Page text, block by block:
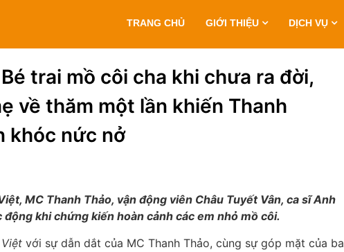
TRANG CHỦ GIỚI THIỆU DỊCH VỤ
trai mồ côi cha khi chưa ra đời,
về thăm một lần khiến Thanh
khóc nức nở
MC Thanh Thảo, vận động viên Châu Tuyết Vân, ca sĩ Anh
khi chứng kiến hoàn cảnh các em nhỏ mồ côi.
với sự dẫn dắt của MC Thanh Thảo, cùng sự góp mặt của ba